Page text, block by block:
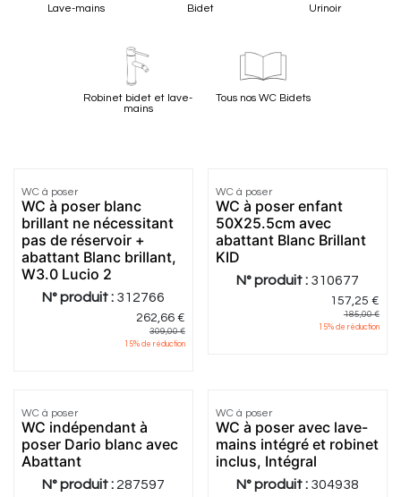
Lave-mains Bidet Urinoir
Robinet bidet et lave-
mains
Tous nos WC Bidets
WC à poser
WC à poser blanc
brillant ne nécessitant
pas de réservoir +
abattant Blanc brillant,
W3.0 Lucio 2
N° produit : 312766
262,66€
309,00€
15% de réduction
WC à poser
WC à poser enfant
50X25.5cm avec
abattant Blanc Brillant
KID
N° produit : 310677
157,25 €
185,00€
15% de réduction
Meilleur
prix
WC à poser
WC indépendant à
poser Dario blanc avec
Abattant
N° produit : 287597
Meilleur
prix
WC à poser
WC à poser avec lave-
mains intégré et robinet
inclus, Intégral
N° produit : 304938